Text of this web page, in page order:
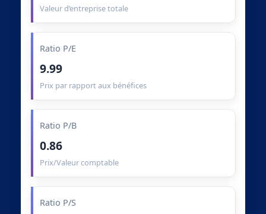
Valeur d’entreprise totale
Ratio P/E
9.99
Prix par rapport aux bénéfices
Ratio P/B
0.86
Prix/Valeur comptable
Ratio P/S